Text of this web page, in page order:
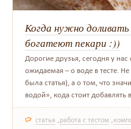
Когда нужно
богатеют пекари :))
Дорогие друзья, сегодня у
ожидаемая – о воде в тесте.
была статья), а о том, что
водой», кода стоит добавлять
статья работа с тестом